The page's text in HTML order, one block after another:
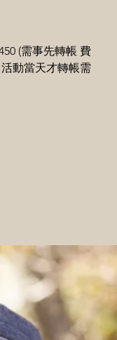
(需事先轉帳 費
動當天才轉帳需